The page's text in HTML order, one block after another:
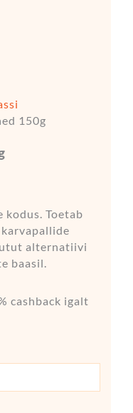
150g
kodus. Toetab
alternatiivi
baasil.
cashback igalt